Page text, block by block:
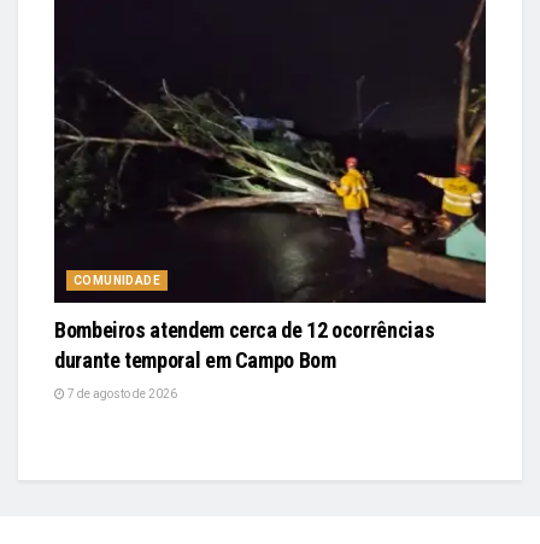
COMUNIDADE
Bombeiros atendem cerca de 12 ocorrências
durante temporal em Campo Bom
7 de agosto de 2026